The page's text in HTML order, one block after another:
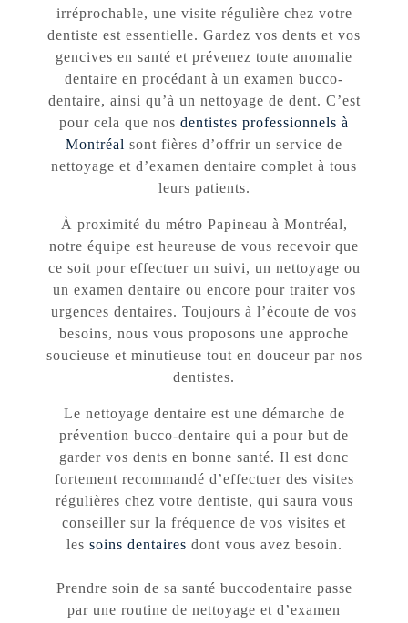
irréprochable, une visite régulière chez votre
dentiste est essentielle. Gardez vos dents et vos
gencives en santé et prévenez toute anomalie
dentaire en procédant à un examen bucco-
dentaire, ainsi qu’à un nettoyage de dent. C’est
pour cela que nos dentistes professionnels à
Montréal sont fières d’offrir un service de
nettoyage et d’examen dentaire complet à tous
leurs patients.
À proximité du métro Papineau à Montréal,
notre équipe est heureuse de vous recevoir que
ce soit pour effectuer un suivi, un nettoyage ou
un examen dentaire ou encore pour traiter vos
urgences dentaires. Toujours à l’écoute de vos
besoins, nous vous proposons une approche
soucieuse et minutieuse tout en douceur par nos
dentistes.
Le nettoyage dentaire est une démarche de
prévention bucco-dentaire qui a pour but de
garder vos dents en bonne santé. Il est donc
fortement recommandé d’effectuer des visites
régulières chez votre dentiste, qui saura vous
conseiller sur la fréquence de vos visites et
les soins dentaires dont vous avez besoin.
Prendre soin de sa santé buccodentaire passe
par une routine de nettoyage et d’examen